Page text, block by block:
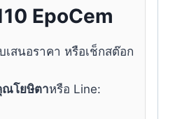
EpoCem
สนอราคา หรือเช็กสต๊อก
โยษิตาหรือ Line: